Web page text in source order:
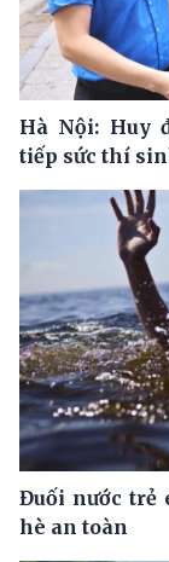
Hà Nội: Huy
tiếp sức thí
Đuối nước trẻ
hè an toàn